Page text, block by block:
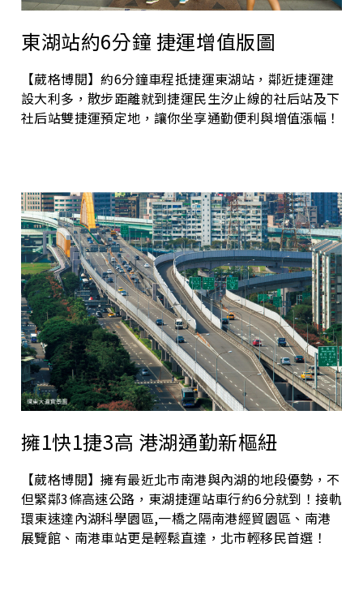
東湖站約6分鐘 捷運增值版圖
【葳格博閱】約6分鐘車程抵捷運東湖站，鄰近捷運建
設大利多，散步距離就到捷運民生汐止線的社后站及下
社后站雙捷運預定地，讓你坐享通勤便利與增值漲幅！
擁1快1捷3高 港湖通勤新樞紐
【葳格博閱】擁有最近北市南港與內湖的地段優勢，不
但緊鄰3條高速公路，東湖捷運站車行約6分就到！接軌
環東速達內湖科學園區,一橋之隔南港經貿園區、南港
展覽館、南港車站更是輕鬆直達，北市輕移民首選！